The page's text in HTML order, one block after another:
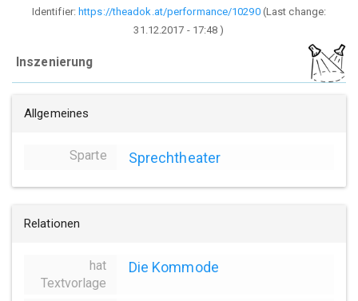
Identifier:https://theadok.at/performance/10290(Last change:
31.12.2017 - 17:48 )
Inszenierung
Allgemeines
Sparte Sprechtheater
Relationen
hat
Textvorlage
Die Kommode